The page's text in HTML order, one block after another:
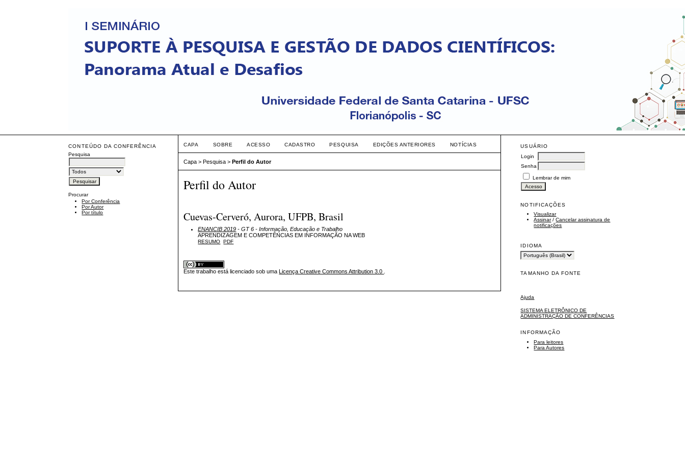
CONTEÚDO DA CONFERÊNCIA
Pesquisa
Procurar
Por Conferência
Por Autor
Por título
USUÁRIO
Login
Senha
Lembrar de mim
NOTIFICAÇÕES
Visualizar
Assinar/Cancelar assinatura de
notificações
IDIOMA
TAMANHO DA FONTE
Ajuda
SISTEMA ELETRÔNICO DE
ADMINISTRAÇÃO DE CONFERÊNCIAS
INFORMAÇÃO
Para leitores
Para Autores
CAPA SOBRE ACESSO CADASTRO PESQUISA EDIÇÕES ANTERIORES NOTÍCIAS
Capa >Pesquisa >Perfil do Autor
Perfil do Autor
Cuevas-Cerveró, Aurora, UFPB, Brasil
ENANCIB 2019 - GT 6 - Informação, Educação e Trabalho
APRENDIZAGEM E COMPETÊNCIAS EM INFORMAÇÃO NA WEB
RESUMO PDF
Este trabalho está licenciado sob uma Licença Creative Commons Attribution 3.0